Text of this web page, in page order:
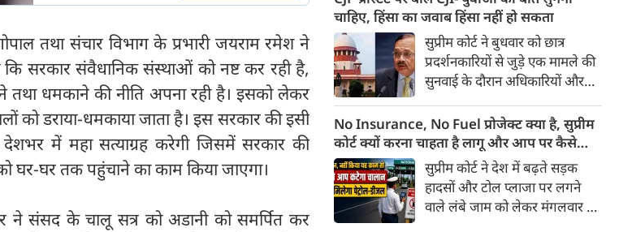
तथा संचार विभाग के प्रभारी जयराम रमेश ने
कि सरकार संवैधानिक संस्थाओं को नष्ट कर रही है,
तथा धमकाने की नीति अपना रही है। इसको लेकर
को डराया-धमकाया जाता है। इस सरकार की इसी
देशभर में महा सत्याग्रह करेगी जिसमें सरकार की
घर-घर तक पहुंचाने का काम किया जाएगा।
ने संसद के चालू सत्र को अडानी को समर्पित कर
उद्योग मंत्रालय ने स्पष्ट किया है कि
20 प्रतिशत से अधिक एथनॉल
मिश्रित ईंधन पर चलने वाले Flex-
Fuel वाहनों को बढ़ावा देने के लिए
सरकार ने अलग से कोई राष्ट्रीय नीति
नहीं बनाई है। मंत्रालय ने यह भी स्पष्ट
किया कि Flex-Fuel और Electric
Vehicles को प्रोत्साहित करने को
लेकर उसने फिलहाल कोई अलग
अध्ययन नहीं कराया है।
चाहिए, हिंसा का जवाब हिंसा नहीं हो सकता
सुप्रीम कोर्ट ने बुधवार को छात्र
प्रदर्शनकारियों से जुड़े एक मामले की
सुनवाई के दौरान अधिकारियों और
दी। कोर्ट ने कहा कि युवा छात्रों के
विरोध प्रदर्शन के दौरान हिंसा रोकने के
लिए अगर हिंसक तरीके अपनाए गए,
तो इससे स्थिति और बिगड़ सकती है।
No Insurance, No Fuel प्रोजेक्ट क्या है, सुप्रीम
कोर्ट क्यों करना चाहता है लागू और आप पर कैसे
पड़ेगा असर
सुप्रीम कोर्ट ने देश में बढ़ते सड़क
हादसों और टोल प्लाजा पर लगने
वाले लंबे जाम को लेकर मंगलवार को